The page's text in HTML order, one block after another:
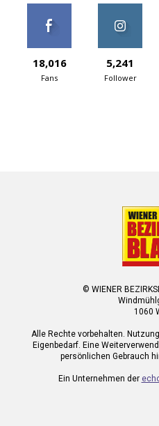
18,016
Fans
5,241
Follower
© WIENER
1060
Alle Rechte vorbehalten.
Eigenbedarf. Eine
persönlichen Gebrauch
Ein Unternehmen der